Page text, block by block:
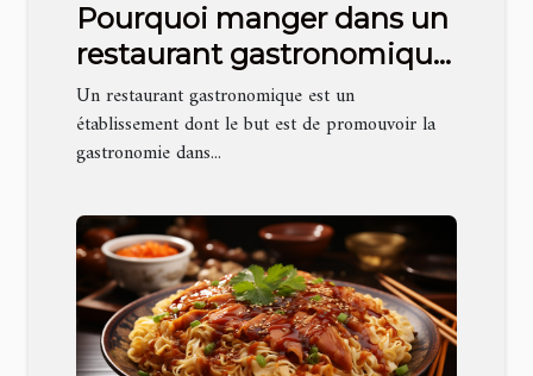
Pourquoi manger dans un
restaurant gastronomique
?
Un restaurant gastronomique est un
établissement dont le but est de promouvoir la
gastronomie dans...